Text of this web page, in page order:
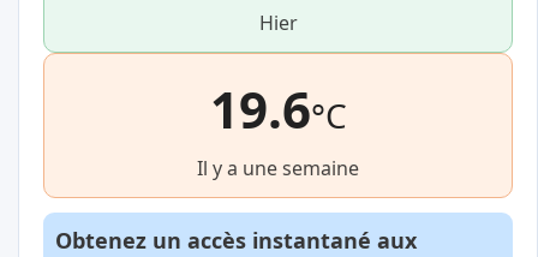
Hier
19.6°C
Il y a une semaine
Obtenez un accès instantané aux